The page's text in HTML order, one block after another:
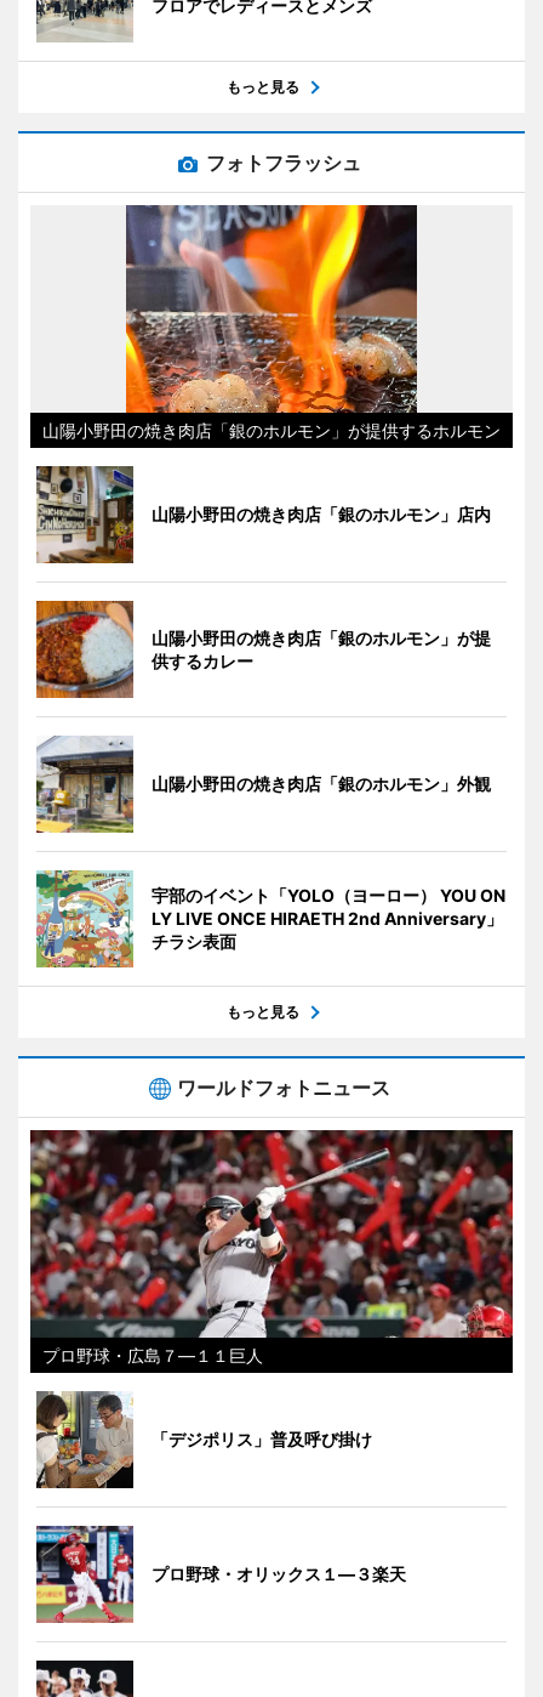
フロアでレディースとメンズ
もっと見る
フォトフラッシュ
山陽小野田の焼き肉店「銀のホルモン」が提供するホルモン
山陽小野田の焼き肉店「銀のホルモン」店内
山陽小野田の焼き肉店「銀のホルモン」が提
供するカレー
山陽小野田の焼き肉店「銀のホルモン」外観
宇部のイベント「YOLO（ヨーロー） YOU ON
LY LIVE ONCE HIRAETH 2nd Anniversary」
チラシ表面
もっと見る
ワールドフォトニュース
プロ野球・広島７―１１巨人
「デジポリス」普及呼び掛け
プロ野球・オリックス１―３楽天